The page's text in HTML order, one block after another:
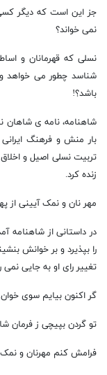
جز این است که دیگر کسی
نمی خواند؟
نسلی که قهرمانان و
شناسد چطور می خواهد
باشد؟!
شاهنامه، نامه ی شاهان
بار منش و فرهنگ
تربیت نسلی اصیل و اخلاق
زنده کرد.
مهر نان و نمک آیینی از
در داستانی از شاهنامه
را بپذیرد و بر خوانش
تغییر رای او به جایی نمی
گر اکنون بیایم سوی
تو گردن بپیچی ز
فرامش کنم مهرنان